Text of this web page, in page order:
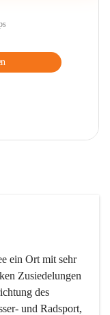
ein Ort mit sehr
Zusiedelungen
des
und Radsport,